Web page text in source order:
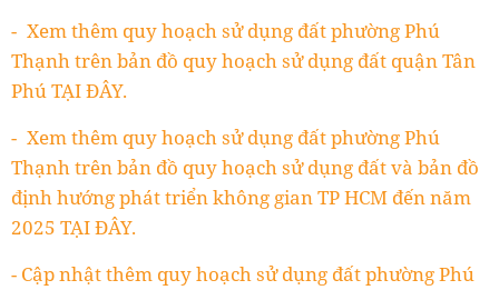
- Xem thêm quy hoạch sử dụng đất phường Phú
Thạnh trên bản đồ quy hoạch sử dụng đất quận Tân
Phú TẠI ĐÂY.
- Xem thêm quy hoạch sử dụng đất phường Phú
Thạnh trên bản đồ quy hoạch sử dụng đất và bản đồ
định hướng phát triển không gian TP HCM đến năm
2025 TẠI ĐÂY.
- Cập nhật thêm quy hoạch sử dụng đất phường Phú